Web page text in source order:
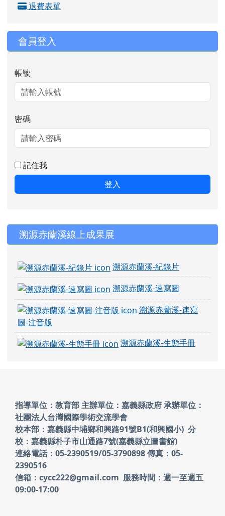
退費表單
會員登入
帳號
密碼
記住我
登入
右邊區域內容
溯源赤蘭溪線上成果展
溯源赤蘭溪-紀錄片
溯源赤蘭溪-速寫圖
溯源赤蘭溪-速寫
圖-注音版
溯源赤蘭溪-生態手冊
頁尾區域內容
指導單位：教育部 主辦單位：嘉義縣政府承辦單位：
社團法人台灣國際學術交流學會
校本部：嘉義縣中埔鄉和興路91號B1(和興國小) 分
校：嘉義縣朴子市山通路7號(嘉義縣立圖書館)
連絡電話：05-2390519/05-3790898 傳真：05-
2390516
信箱：cycc222@gmail.com 服務時間：週一至週五
09:00-17:00